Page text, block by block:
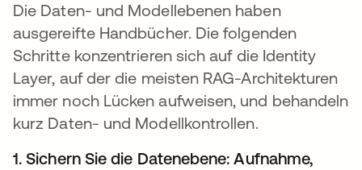
Die Daten- und Modellebenen haben
ausgereifte Handbücher. Die folgenden
Schritte konzentrieren sich auf die Identity
Layer, auf der die meisten RAG-Architekturen
immer noch Lücken aufweisen, und behandeln
kurz Daten- und Modellkontrollen.
1. Sichern Sie die Datenebene: Aufnahme,